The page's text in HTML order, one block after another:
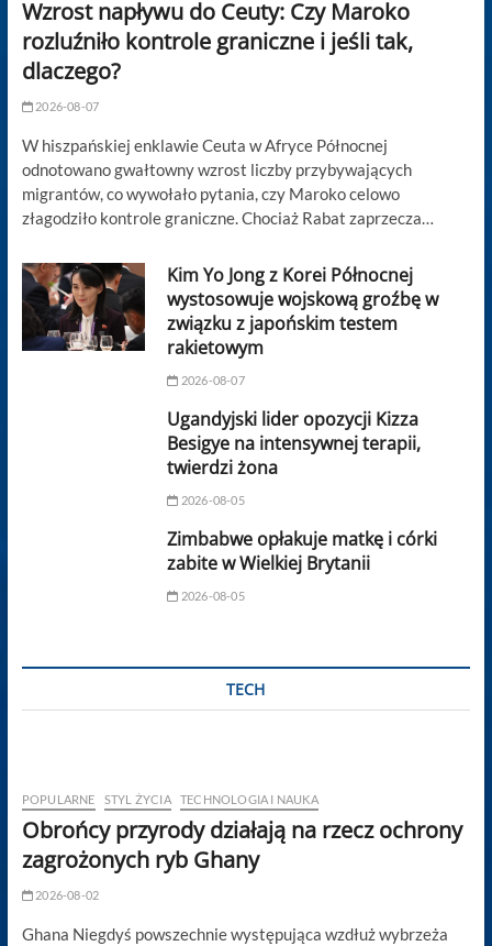
Wzrost napływu do Ceuty: Czy Maroko
rozluźniło kontrole graniczne i jeśli tak,
dlaczego?
2026-08-07
W hiszpańskiej enklawie Ceuta w Afryce Północnej
odnotowano gwałtowny wzrost liczby przybywających
migrantów, co wywołało pytania, czy Maroko celowo
złagodziło kontrole graniczne. Chociaż Rabat zaprzecza…
Kim Yo Jong z Korei Północnej
wystosowuje wojskową groźbę w
związku z japońskim testem
rakietowym
2026-08-07
Ugandyjski lider opozycji Kizza
Besigye na intensywnej terapii,
twierdzi żona
2026-08-05
Zimbabwe opłakuje matkę i córki
zabite w Wielkiej Brytanii
2026-08-05
TECH
POPULARNE STYL ŻYCIA TECHNOLOGIA I NAUKA
Obrońcy przyrody działają na rzecz ochrony
zagrożonych ryb Ghany
2026-08-02
Ghana Niegdyś powszechnie występująca wzdłuż wybrzeża